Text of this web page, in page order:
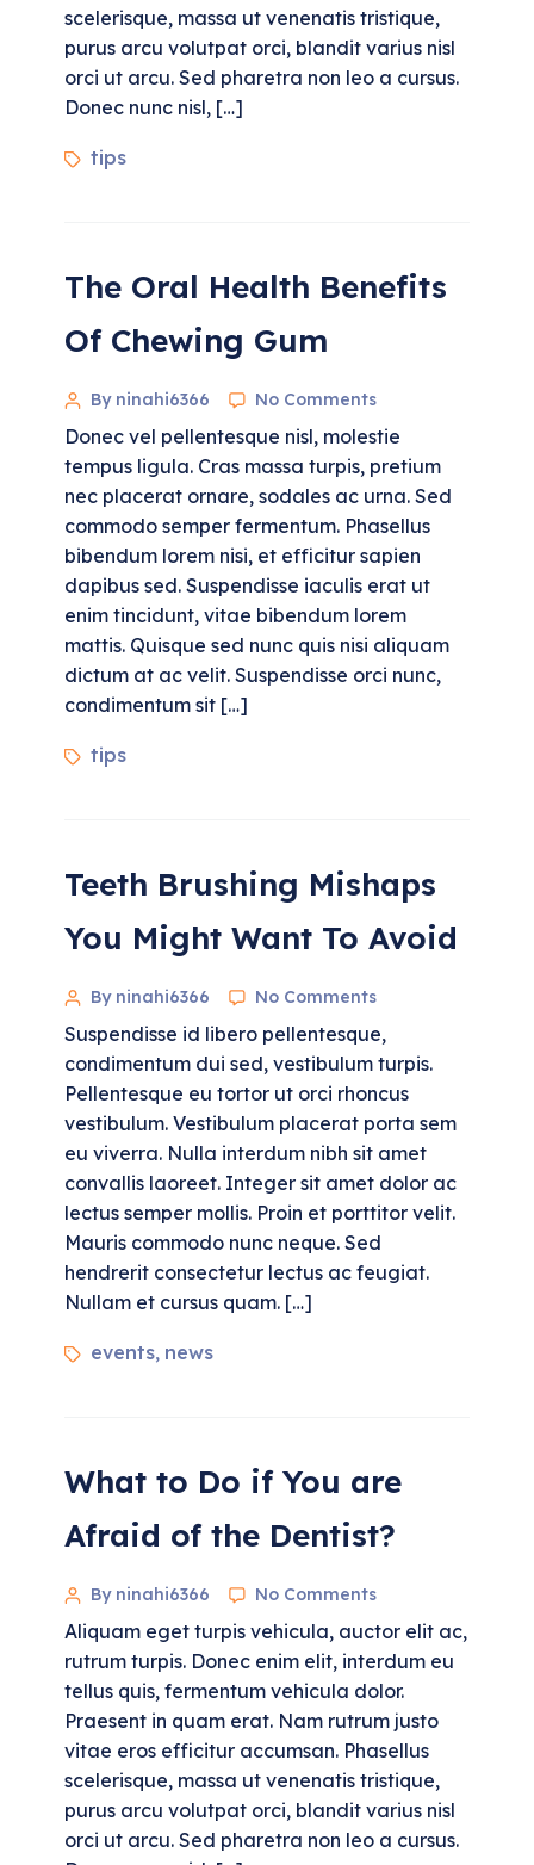
scelerisque, massa ut venenatis tristique,
purus arcu volutpat orci, blandit varius nisl
orci ut arcu. Sed pharetra non leo a cursus.
Donec nunc nisl, […]
tips
The Oral Health Benefits
Of Chewing Gum
By ninahi6366 No Comments
Donec vel pellentesque nisl, molestie
tempus ligula. Cras massa turpis, pretium
nec placerat ornare, sodales ac urna. Sed
commodo semper fermentum. Phasellus
bibendum lorem nisi, et efficitur sapien
dapibus sed. Suspendisse iaculis erat ut
enim tincidunt, vitae bibendum lorem
mattis. Quisque sed nunc quis nisi aliquam
dictum at ac velit. Suspendisse orci nunc,
condimentum sit […]
tips
Teeth Brushing Mishaps
You Might Want To Avoid
By ninahi6366 No Comments
Suspendisse id libero pellentesque,
condimentum dui sed, vestibulum turpis.
Pellentesque eu tortor ut orci rhoncus
vestibulum. Vestibulum placerat porta sem
eu viverra. Nulla interdum nibh sit amet
convallis laoreet. Integer sit amet dolor ac
lectus semper mollis. Proin et porttitor velit.
Mauris commodo nunc neque. Sed
hendrerit consectetur lectus ac feugiat.
Nullam et cursus quam. […]
events, news
What to Do if You are
Afraid of the Dentist?
By ninahi6366 No Comments
Aliquam eget turpis vehicula, auctor elit ac,
rutrum turpis. Donec enim elit, interdum eu
tellus quis, fermentum vehicula dolor.
Praesent in quam erat. Nam rutrum justo
vitae eros efficitur accumsan. Phasellus
scelerisque, massa ut venenatis tristique,
purus arcu volutpat orci, blandit varius nisl
orci ut arcu. Sed pharetra non leo a cursus.